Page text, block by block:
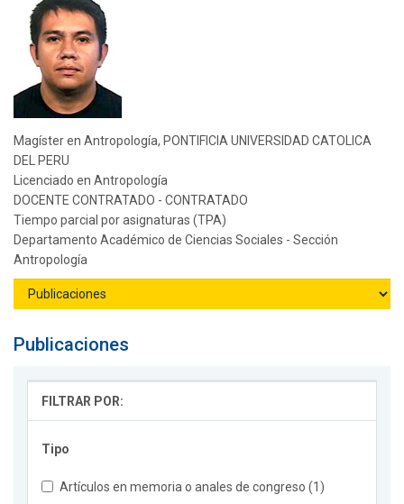
Magíster en Antropología, PONTIFICIA UNIVERSIDAD CATOLICA
DEL PERU
Licenciado en Antropología
DOCENTE CONTRATADO - CONTRATADO
Tiempo parcial por asignaturas (TPA)
Departamento Académico de Ciencias Sociales - Sección
Antropología
Publicaciones
FILTRAR POR:
Tipo
Artículos en memoria o anales de congreso (1)